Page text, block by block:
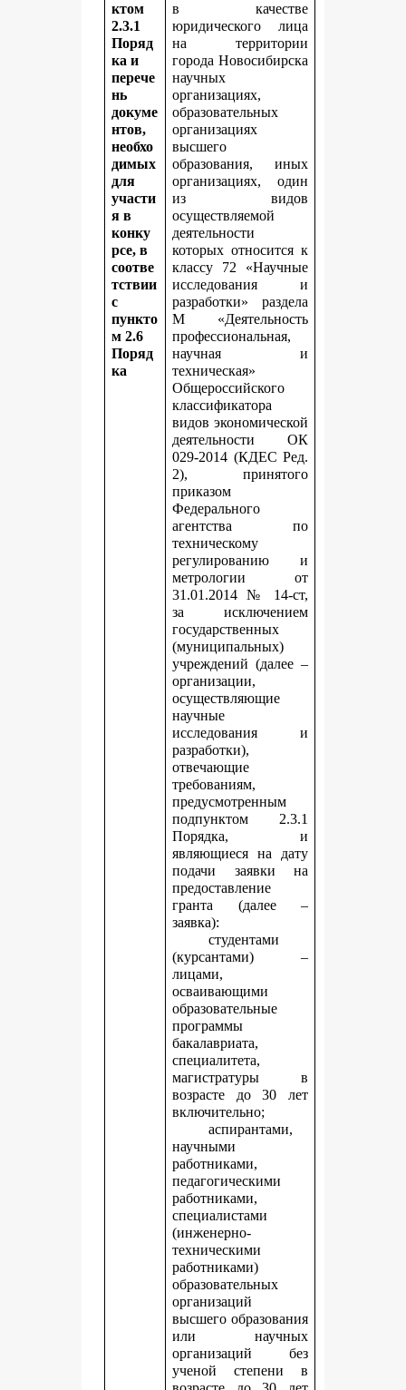
ктом
2.3.1
Поряд
ка и
перече
нь
докуме
нтов,
необхо
димых
для
участи
я в
конку
рсе, в
соотве
тствии
с
пункто
м 2.6
Поряд
ка
в качестве
юридического лица
на территории
города Новосибирска
научных
организациях,
образовательных
организациях
высшего
образования, иных
организациях, один
из видов
осуществляемой
деятельности
которых относится к
классу 72 «Научные
исследования и
разработки» раздела
M «Деятельность
профессиональная,
научная и
техническая»
Общероссийского
классификатора
видов экономической
деятельности ОК
029-2014 (КДЕС Ред.
2), принятого
приказом
Федерального
агентства по
техническому
регулированию и
метрологии от
31.01.2014 № 14-ст,
за исключением
государственных
(муниципальных)
учреждений (далее –
организации,
осуществляющие
научные
исследования и
разработки),
отвечающие
требованиям,
предусмотренным
подпунктом 2.3.1
Порядка, и
являющиеся на дату
подачи заявки на
предоставление
гранта (далее –
заявка):
студентами
(курсантами) –
лицами,
осваивающими
образовательные
программы
бакалавриата,
специалитета,
магистратуры в
возрасте до 30 лет
включительно;
аспирантами,
научными
работниками,
педагогическими
работниками,
специалистами
(инженерно-
техническими
работниками)
образовательных
организаций
высшего образования
или научных
организаций без
ученой степени в